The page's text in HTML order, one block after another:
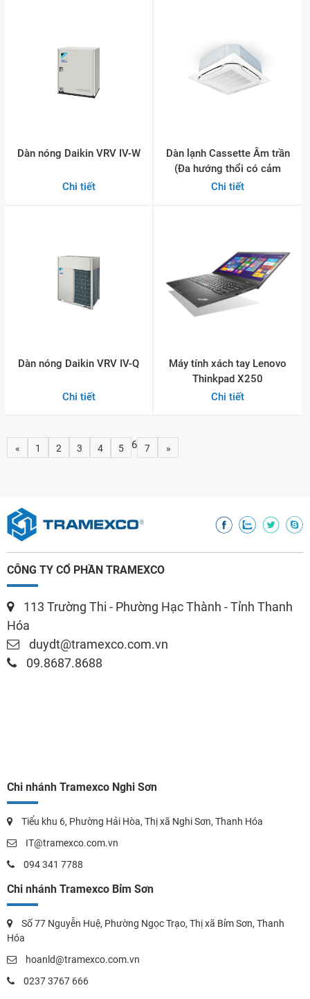
Dàn nóng Daikin VRV IV-W
Chi tiết
Dàn lạnh Cassette Âm trần
(Đa hướng thổi có cảm
biến)
Chi tiết
Dàn nóng Daikin VRV IV-Q
Chi tiết
Máy tính xách tay Lenovo
Thinkpad X250
Chi tiết
« 1 2 3 4 5 6 7 »
CÔNG TY CỔ PHẦN TRAMEXCO
113 Trường Thi - Phường Hạc Thành - Tỉnh Thanh
Hóa
duydt@tramexco.com.vn
09.8687.8688
Chi nhánh Tramexco Nghi Sơn
Tiểu khu 6, Phường Hải Hòa, Thị xã Nghi Sơn, Thanh Hóa
IT@tramexco.com.vn
094 341 7788
Chi nhánh Tramexco Bỉm Sơn
Số 77 Nguyễn Huệ, Phường Ngọc Trạo, Thị xã Bỉm Sơn, Thanh
Hóa
hoanld@tramexco.com.vn
0237 3767 666